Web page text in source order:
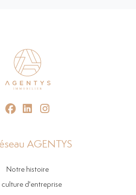
AGENTYS
Notre histoire
culture d'entreprise